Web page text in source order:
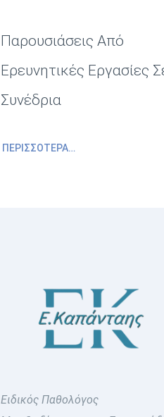
Παρουσιάσεις Από
Ερευνητικές Εργασίες
Συνέδρια
ΠΕΡΙΣΣΌΤΕΡΑ…
Ειδικός Παθολόγος